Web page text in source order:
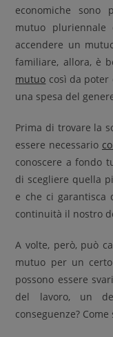
economiche sono
mutuo pluriennale
accendere un
familiare, allora, è
mutuo così da
una spesa del
Prima di trovare la
essere necessario
conoscere a fondo
di scegliere quella
e che ci garantisca
continuità il nostro
A volte, però, può
mutuo per un
possono essere
del lavoro, un
conseguenze?